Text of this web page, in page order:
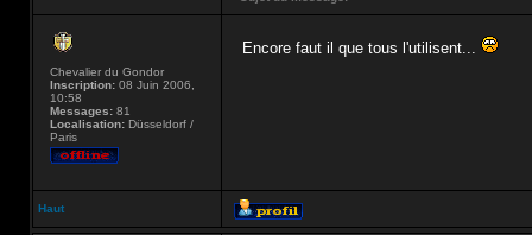
Chevalier du Gondor
Inscription: 08 Juin 2006,
10:58
Messages: 81
Localisation: Düsseldorf /
Paris
Encore faut il que tous l'utilisent...
Haut